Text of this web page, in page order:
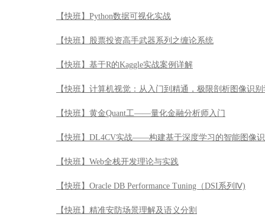
【快班】Python数据可视化实战
【快班】股票投资高手武器系列之缠论系统
【快班】基于R的Kaggle实战案例详解
【快班】计算机视觉：从入门到精通，极限剖析图像识
【快班】黄金Quant工——量化金融分析师入门
【快班】DL4CV实战——构建基于深度学习的智能图像
【快班】Web全栈开发理论与实践
【快班】Oracle DB Performance Tuning（DSI系列Ⅳ)
【快班】精准安防场景理解及语义分割